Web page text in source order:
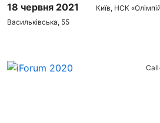
18 червня 2021
Київ, НСК
Васильківська, 55